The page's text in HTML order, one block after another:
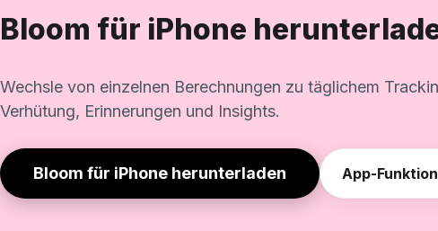
Bloom für iPhone
Wechsle von einzelnen Berechnungen zu täglichem
Verhütung, Erinnerungen und Insights.
Bloom für iPhone herunterladen App-